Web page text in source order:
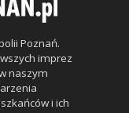
Poznań.
imprez
naszym
i ich